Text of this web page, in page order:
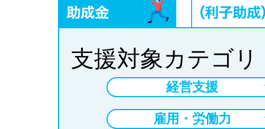
支援対象カテゴリ
経営支援
雇用・労働力